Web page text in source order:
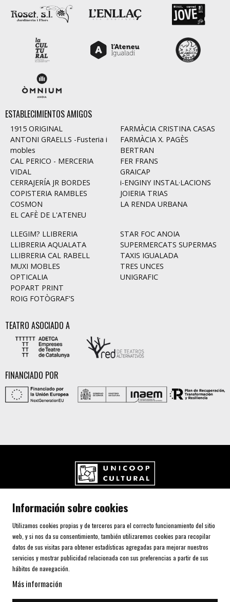
ESTABLECIMIENTOS AMIGOS
1915 ORIGINAL
ANTONI GRAELLS -Fusteria i
mobles
CAL PERICO - MERCERIA
VIDAL
CERRAJERÍA JR BORDES
COPISTERIA RAMBLES
COSMON
EL CAFÈ DE L'ATENEU
FARMÀCIA CRISTINA CASAS
FARMÀCIA X. PAGÈS
BERTRAN
FER FRANS
GRAICAP
i-ENGINY INSTAL·LACIONS
JOIERIA TRIAS
LA RENDA URBANA
LLEGIM? LLIBRERIA
LLIBRERIA AQUALATA
LLIBRERIA CAL RABELL
MUXI MOBLES
OPTICALIA
POPART PRINT
ROIG FOTÒGRAF'S
STAR FOC ANOIA
SUPERMERCATS SUPERMAS
TAXIS IGUALADA
TRES UNCES
UNIGRAFIC
TEATRO ASOCIADO A
FINANCIADO POR
Carrer de l'Aurora, 80 (Plaça de Cal Font)
Telf. 93 805 00 75
AVISO LEGAL Y POLÍTICA DE PRIVACIDAD
Información sobre cookies
Utilizamos cookies propias y de terceros para el correcto funcionamiento del sitio
web, y si nos da su consentimiento, también utilizaremos cookies para recopilar
datos de sus visitas para obtener estadísticas agregadas para mejorar nuestros
servicios y mostrar publicidad relacionada con sus preferencias a partir de sus
hábitos de navegación.
Más información